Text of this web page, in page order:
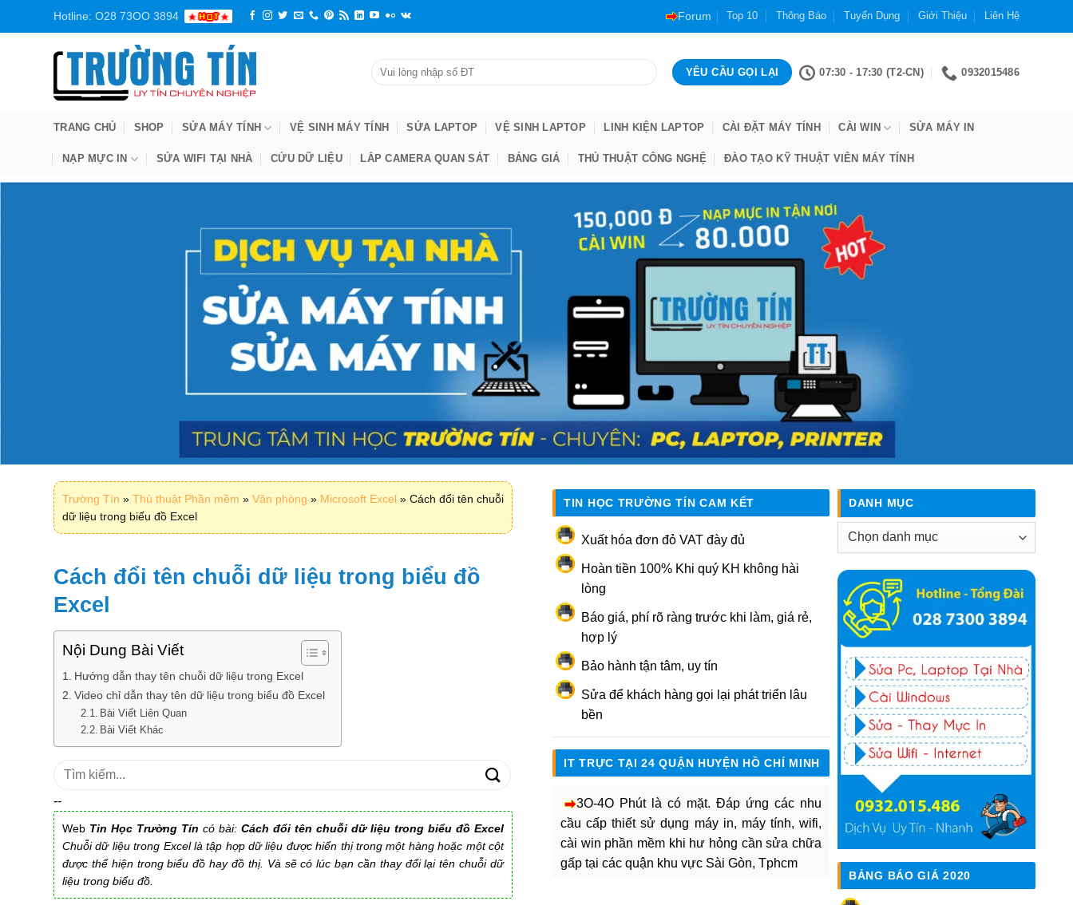
Hotline: O28 73OO 3894 Forum Top 10 Thông Báo Tuyển Dụng Giới Thiệu Liên Hệ
07:30 - 17:30 (T2-CN) 0932015486
TRANG CHỦ SHOP SỬA MÁY TÍNH VỆ SINH MÁY TÍNH SỬA LAPTOP VỆ SINH LAPTOP LINH KIỆN LAPTOP CÀI ĐẶT MÁY TÍNH CÀI WIN SỬA MÁY IN
NẠP MỰC IN SỬA WIFI TẠI NHÀ CỨU DỮ LIỆU LẮP CAMERA QUAN SÁT BẢNG GIÁ THỦ THUẬT CÔNG NGHỆ ĐÀO TẠO KỸ THUẬT VIÊN MÁY TÍNH
Trường Tín » Thủ thuật Phần mềm » Văn phòng » Microsoft Excel » Cách đổi tên chuỗi
dữ liệu trong biểu đồ Excel
Cách đổi tên chuỗi dữ liệu trong biểu đồ
Excel
Nội Dung Bài Viết
Hướng dẫn thay tên chuỗi dữ liệu trong Excel
Video chỉ dẫn thay tên dữ liệu trong biểu đồ Excel
Bài Viết Liên Quan
Bài Viết Khác
Tìm
--
Web Tin Học Trường Tín có bài: Cách đổi tên chuỗi dữ liệu trong biểu đồ Excel
Chuỗi dữ liệu trong Excel là tập hợp dữ liệu được hiển thị trong một hàng hoặc một cột
được thể hiện trong biểu đồ hay đồ thị. Và sẽ có lúc bạn cần thay đổi lại tên chuỗi dữ
liệu trong biểu đồ.
TIN HỌC TRƯỜNG TÍN CAM KẾT
Xuất hóa đơn đỏ VAT đày đủ
Hoàn tiền 100% Khi quý KH không hài
lòng
Báo giá, phí rõ ràng trước khi làm, giá rẻ,
hợp lý
Bảo hành tận tâm, uy tín
Sửa để khách hàng gọi lại phát triển lâu
bền
IT TRỰC TẠI 24 QUẬN HUYỆN HỒ CHÍ MINH
3O-4O Phút là có mặt. Đáp ứng các nhu
cầu cấp thiết sử dụng máy in, máy tính, wifi,
cài win phần mềm khi hư hỏng cần sửa chữa
gấp tại các quận khu vực Sài Gòn, Tphcm
DANH MỤC
Danh
BẢNG BÁO GIÁ 2020